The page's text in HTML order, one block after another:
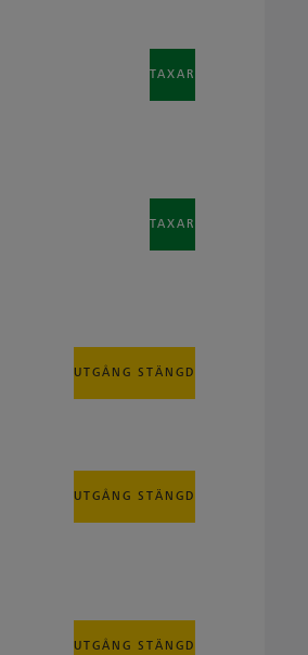
TAXAR
TAXAR
UTGÅNG STÄNGD
UTGÅNG STÄNGD
UTGÅNG STÄNGD